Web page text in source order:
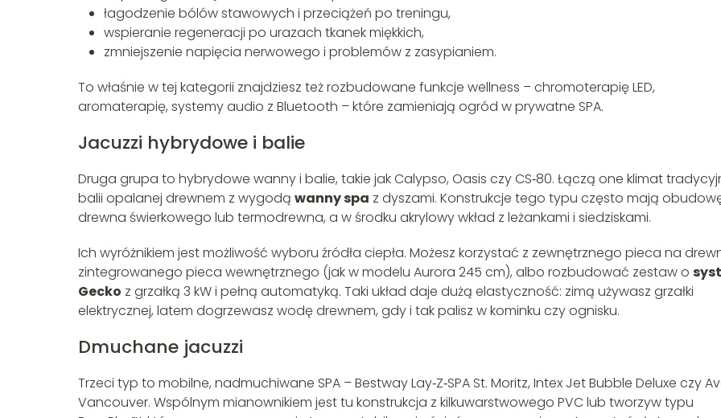
łagodzenie bólów stawowych i przeciążeń po treningu,
wspieranie regeneracji po urazach tkanek miękkich,
zmniejszenie napięcia nerwowego i problemów z zasypianiem.
To właśnie w tej kategorii znajdziesz też rozbudowane funkcje wellness – chromoterapię LED,
aromaterapię, systemy audio z Bluetooth – które zamieniają ogród w prywatne SPA.
Jacuzzi hybrydowe i balie
Druga grupa to hybrydowe wanny i balie, takie jak Calypso, Oasis czy CS‑80. Łączą one klimat
balii opalanej drewnem z wygodą wanny spa z dyszami. Konstrukcje tego typu często mają
drewna świerkowego lub termodrewna, a w środku akrylowy wkład z leżankami i siedziskami.
Ich wyróżnikiem jest możliwość wyboru źródła ciepła. Możesz korzystać z zewnętrznego pieca na
zintegrowanego pieca wewnętrznego (jak w modelu Aurora 245 cm), albo rozbudować zestaw o
Gecko z grzałką 3 kW i pełną automatyką. Taki układ daje dużą elastyczność: zimą używasz grzałki
elektrycznej, latem dogrzewasz wodę drewnem, gdy i tak palisz w kominku czy ognisku.
Dmuchane jacuzzi
Trzeci typ to mobilne, nadmuchiwane SPA – Bestway Lay‑Z‑SPA St. Moritz, Intex Jet Bubble Deluxe czy
Vancouver. Wspólnym mianownikiem jest tu konstrukcja z kilkuwarstwowego PVC lub tworzyw typu